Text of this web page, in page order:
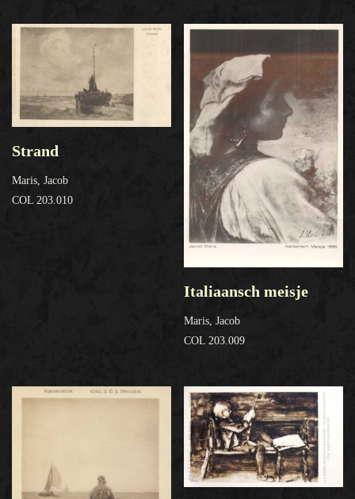
Strand
Maris, Jacob
COL 203.010
Italiaansch meisje
Maris, Jacob
COL 203.009